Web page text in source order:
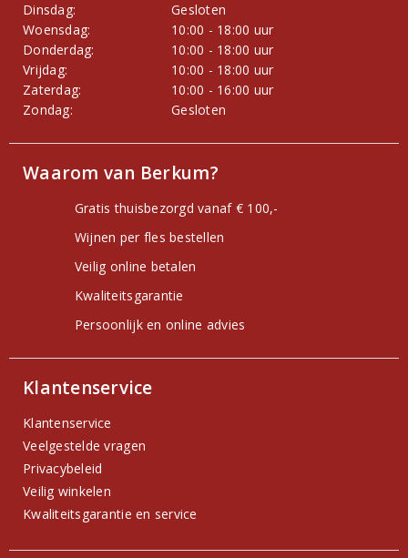
Dinsdag:
Gesloten
Woensdag:
10:00 - 18:00 uur
Donderdag:
10:00 - 18:00 uur
Vrijdag:
10:00 - 18:00 uur
Zaterdag:
10:00 - 16:00 uur
Zondag:
Gesloten
Waarom van Berkum?
Gratis thuisbezorgd vanaf € 100,-
Wijnen per fles bestellen
Veilig online betalen
Kwaliteitsgarantie
Persoonlijk en online advies
Klantenservice
Klantenservice
Veelgestelde vragen
Privacybeleid
Veilig winkelen
Kwaliteitsgarantie en service